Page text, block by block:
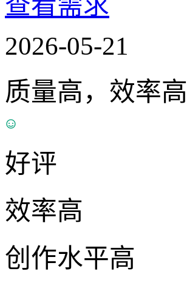
2026-05-21
质量高，效率高
好评
效率高
创作水平高